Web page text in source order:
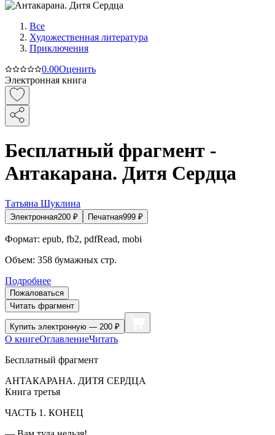
Все
Художественная литература
Приключения
0.00Оценить
Электронная книга
Бесплатный фрагмент -
Антакарана. Дитя Сердца
Татьяна Шуклина
Электронная200 ₽ Печатная999 ₽
Формат: epub, fb2, pdfRead, mobi
Объем: 358 бумажных стр.
Подробнее
Пожаловаться
Читать фрагмент
Купить электронную — 200 ₽
О книгеОглавлениеЧитать
Бесплатный фрагмент
АНТАКАРАНА. ДИТЯ СЕРДЦА
Книга третья
ЧАСТЬ 1. КОНЕЦ